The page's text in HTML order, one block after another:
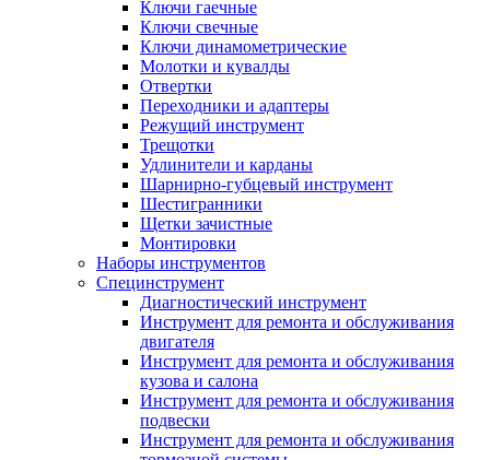
Ключи гаечные
Ключи свечные
Ключи динамометрические
Молотки и кувалды
Отвертки
Переходники и адаптеры
Режущий инструмент
Трещотки
Удлинители и карданы
Шарнирно-губцевый инструмент
Шестигранники
Щетки зачистные
Монтировки
Наборы инструментов
Специнструмент
Диагностический инструмент
Инструмент для ремонта и обслуживания
двигателя
Инструмент для ремонта и обслуживания
кузова и салона
Инструмент для ремонта и обслуживания
подвески
Инструмент для ремонта и обслуживания